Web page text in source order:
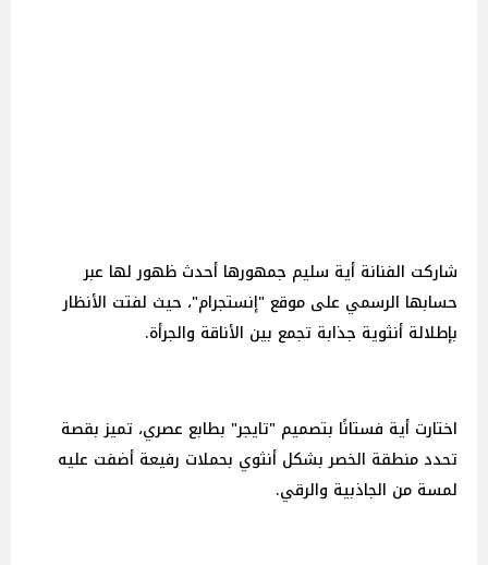
شاركت الفنانة أية سليم جمهورها أحدث ظهور لها عبر
حسابها الرسمي على موقع "إنستجرام"، حيث لفتت الأنظار
بإطلالة أنثوية جذابة تجمع بين الأناقة والجرأة.
اختارت أية فستانًا بتصميم "تايجر" بطابع عصري، تميز بقصة
تحدد منطقة الخصر بشكل أنثوي بحملات رفيعة أضفت عليه
لمسة من الجاذبية والرقي.